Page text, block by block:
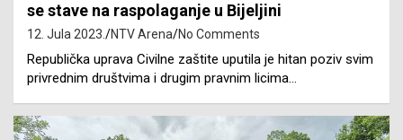
se stave na raspolaganje u Bijeljini
12. Jula 2023. NTV Arena No Comments
Republička uprava Civilne zaštite uputila je hitan poziv svim
privrednim društvima i drugim pravnim licima…